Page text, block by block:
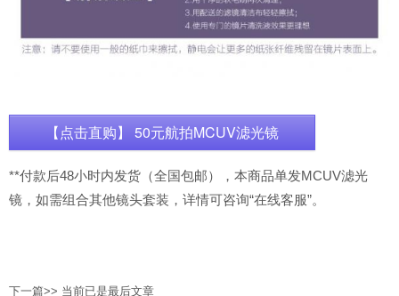
【点击直购】 50元航拍MCUV滤光镜
**付款后48小时内发货（全国包邮），本商品单发MCUV滤光
镜，如需组合其他镜头套装，详情可咨询“在线客服”。
下一篇>> 当前已是最后文章